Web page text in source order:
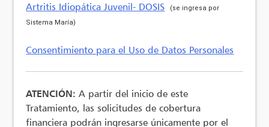
Artritis Idiopática Juvenil- DOSIS
(se ingresa por
Sistema María)
Consentimiento para el Uso de Datos Personales
ATENCIÓN: A partir del inicio de este
Tratamiento, las solicitudes de cobertura
financiera podrán ingresarse únicamente por el